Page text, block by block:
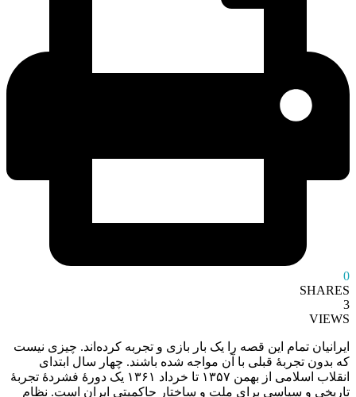
0
SHARES
3
VIEWS
ایرانیان تمام این قصه را یک بار بازی و تجربه کرده‌اند. چیزی نیست
که بدون تجربۀ قبلی با آن مواجه شده باشند. چهار سال ابتدای
انقلاب اسلامی از بهمن ۱۳۵۷ تا خرداد ۱۳۶۱ یک دورۀ فشردۀ تجربۀ
تاریخی و سیاسی برای ملت و ساختار حاکمیتی ایران است. نظام